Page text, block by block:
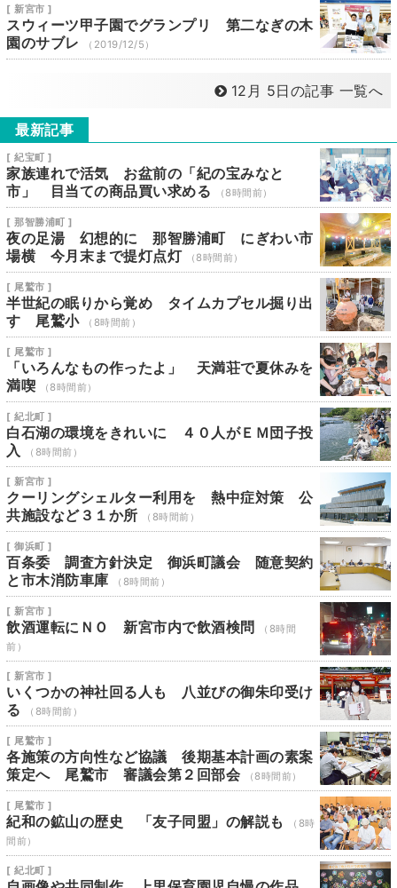
[ 新宮市 ]
スウィーツ甲子園でグランプリ 第二なぎの木
園のサブレ
（2019/12/5）
12月 5日の記事 一覧へ
最新記事
[ 紀宝町 ]
家族連れで活気 お盆前の「紀の宝みなと
市」 目当ての商品買い求める
（8時間前）
[ 那智勝浦町 ]
夜の足湯 幻想的に 那智勝浦町 にぎわい市
場横 今月末まで提灯点灯
（8時間前）
[ 尾鷲市 ]
半世紀の眠りから覚め タイムカプセル掘り出
す 尾鷲小
（8時間前）
[ 尾鷲市 ]
「いろんなもの作ったよ」 天満荘で夏休みを
満喫
（8時間前）
[ 紀北町 ]
白石湖の環境をきれいに ４０人がＥＭ団子投
入
（8時間前）
[ 新宮市 ]
クーリングシェルター利用を 熱中症対策 公
共施設など３１か所
（8時間前）
[ 御浜町 ]
百条委 調査方針決定 御浜町議会 随意契約
と市木消防車庫
（8時間前）
[ 新宮市 ]
飲酒運転にＮＯ 新宮市内で飲酒検問
（8時間
前）
[ 新宮市 ]
いくつかの神社回る人も 八並びの御朱印受け
る
（8時間前）
[ 尾鷲市 ]
各施策の方向性など協議 後期基本計画の素案
策定へ 尾鷲市 審議会第２回部会
（8時間前）
[ 尾鷲市 ]
紀和の鉱山の歴史 「友子同盟」の解説も
（8時
間前）
[ 紀北町 ]